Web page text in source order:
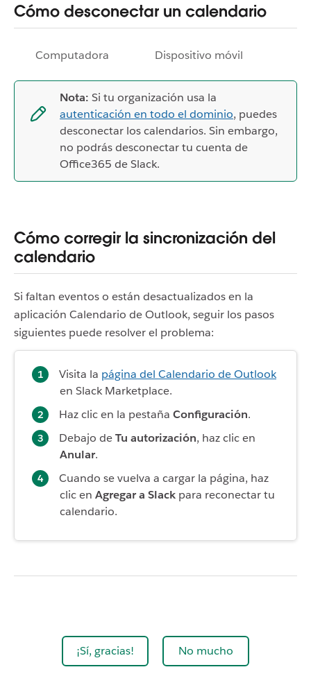
Cómo desconectar un calendario
Computadora Dispositivo móvil
Nota: Si tu organización usa la
autenticación en todo el dominio, puedes
desconectar los calendarios. Sin embargo,
no podrás desconectar tu cuenta de
Office365 de Slack.
Cómo corregir la sincronización del
calendario
Si faltan eventos o están desactualizados en la
aplicación Calendario de Outlook, seguir los pasos
siguientes puede resolver el problema:
Visita la página del Calendario de Outlook
en Slack Marketplace.
Haz clic en la pestaña Configuración.
Debajo deTu autorización, haz clic en
Anular.
Cuando se vuelva a cargar la página, haz
clic en Agregar a Slack para reconectar tu
calendario.
¡Sí, gracias! No mucho